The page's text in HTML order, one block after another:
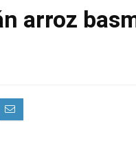
arroz